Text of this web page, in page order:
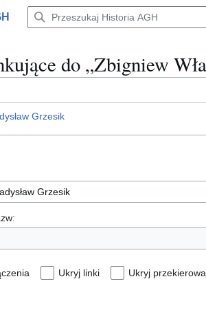
do „Zbigniew
Grzesik
Ukryj linki Ukryj